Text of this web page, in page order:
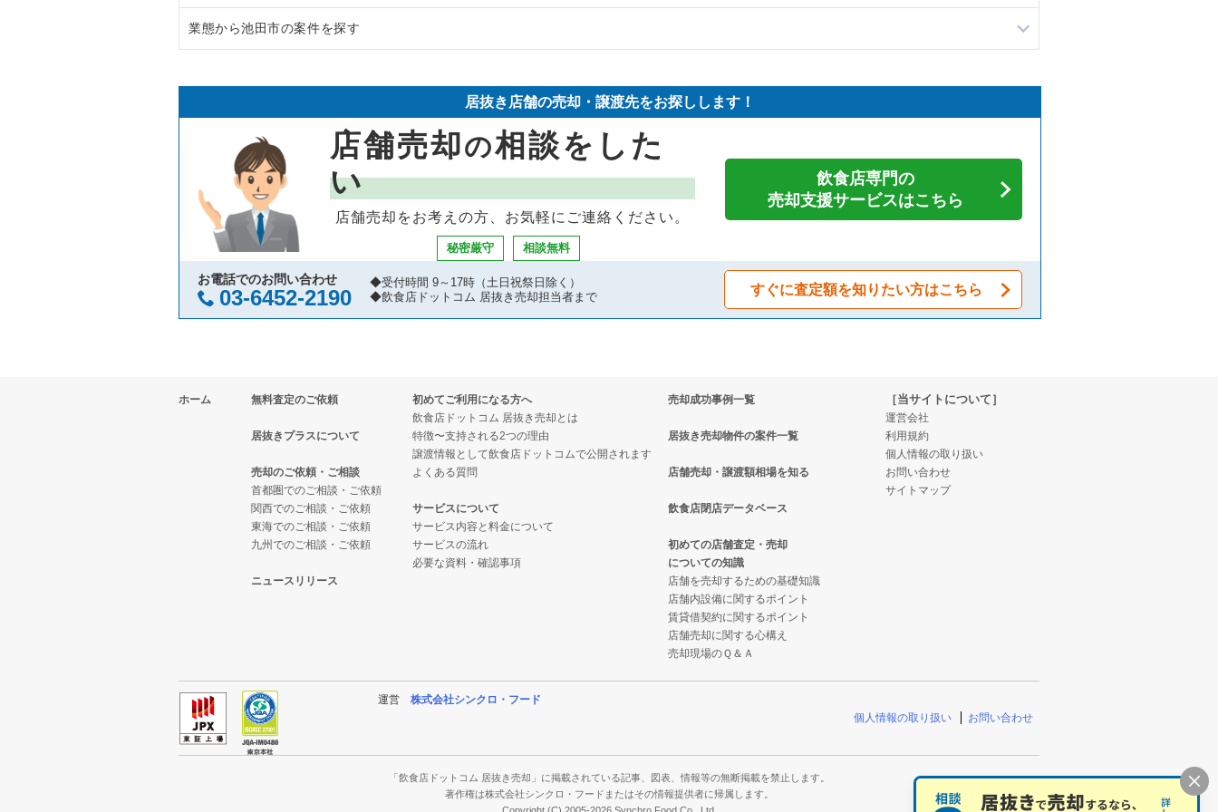
大阪市中央区の飲食店の居抜き売却物件の案件一覧
堺市北区の飲食店の居抜き売却物件の案件一覧
堺市中区の飲食店の居抜き売却物件の案件一覧
大阪市西区の飲食店の居抜き売却物件の案件一覧
茨木市の飲食店の居抜き売却物件の案件一覧
大阪市福島区の飲食店の居抜き売却物件の案件一覧
豊中市の飲食店の居抜き売却物件の案件一覧
大阪市阿倍野区の飲食店の居抜き売却物件の案件一覧
東大阪市の飲食店の居抜き売却物件の案件一覧
吹田市の飲食店の居抜き売却物件の案件一覧
大阪市西成区の飲食店の居抜き売却物件の案件一覧
堺市堺区の飲食店の居抜き売却物件の案件一覧
寝屋川市の飲食店の居抜き売却物件の案件一覧
大阪市天王寺区の飲食店の居抜き売却物件の案件一覧
高石市の飲食店の居抜き売却物件の案件一覧
大阪府のラーメンの居抜き売却物件の案件一覧
大阪府のイタリア料理の居抜き売却物件の案件一覧
大阪府の中華の居抜き売却物件の案件一覧
大阪府のそば・うどんの居抜き売却物件の案件一覧
大阪府の寿司の居抜き売却物件の案件一覧
大阪府の焼肉の居抜き売却物件の案件一覧
大阪府の鉄板焼き・お好み焼の居抜き売却物件の案件一覧
大阪府のカフェの居抜き売却物件の案件一覧
大阪府のテイクアウトの居抜き売却物件の案件一覧
大阪府のお弁当・惣菜・デリの居抜き売却物件の案件一覧
大阪府のカラオケ・パブ・スナックの居抜き売却物件の案件一覧
大阪府のバーの居抜き売却物件の案件一覧
大阪府の洋食の居抜き売却物件の案件一覧
大阪府のその他の居抜き売却物件の案件一覧
業態から池田市の案件を探す
池田市のアジア料理の居抜き売却物件の案件一覧
池田市のカフェの居抜き売却物件の案件一覧
池田市のバーの居抜き売却物件の案件一覧
池田市のその他の居抜き売却物件の案件一覧
居抜き店舗の売却・譲渡先をお探しします！
店舗売却の相談をした
い
店舗売却をお考えの方、お気軽にご連絡ください。
秘密厳守 相談無料
飲食店専門の
売却支援サービスはこちら
お電話でのお問い合わせ
03-6452-2190
◆受付時間 9～17時（土日祝祭日除く）
◆飲食店ドットコム 居抜き売却担当者まで
すぐに査定額を知りたい方はこちら
ホーム 無料査定のご依頼
居抜きプラスについて
売却のご依頼・ご相談
首都圏でのご相談・ご依頼
関西でのご相談・ご依頼
東海でのご相談・ご依頼
九州でのご相談・ご依頼
ニュースリリース
初めてご利用になる方へ
飲食店ドットコム 居抜き売却とは
特徴〜支持される2つの理由
譲渡情報として飲食店ドットコムで公開されます
よくある質問
サービスについて
サービス内容と料金について
サービスの流れ
必要な資料・確認事項
売却成功事例一覧
居抜き売却物件の案件一覧
店舗売却・譲渡額相場を知る
飲食店閉店データベース
初めての店舗査定・売却
についての知識
店舗を売却するための基礎知識
店舗内設備に関するポイント
賃貸借契約に関するポイント
店舗売却に関する心構え
売却現場のＱ＆Ａ
［当サイトについて］
運営会社
利用規約
個人情報の取り扱い
お問い合わせ
サイトマップ
運営 株式会社シンクロ・フード
個人情報の取り扱い
お問い合わせ
「飲食店ドットコム 居抜き売却」に掲載されている記事、図表、情報等の無断掲載を禁止します。
著作権は株式会社シンクロ・フードまたはその情報提供者に帰属します。